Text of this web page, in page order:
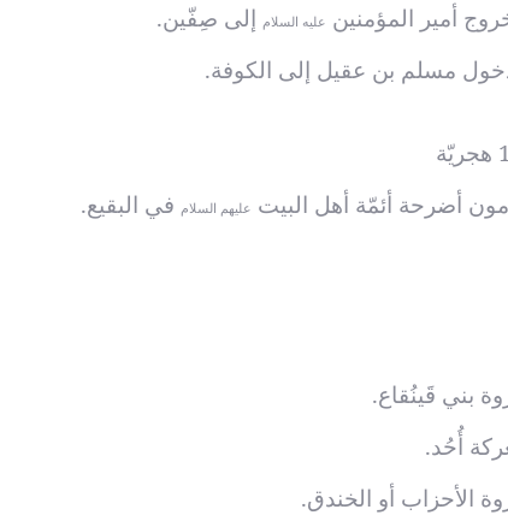
عليه السلام إلى صِفّين.
أضرحة أئمّة أهل البيت عليهم السلام في البقيع.